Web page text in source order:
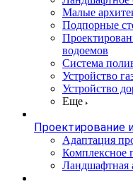
Малые
Подпорные
водоемов
Система
Устройство
Устройство
Еще
Проектирование
Адаптация
Комплексное
Ландшафтная